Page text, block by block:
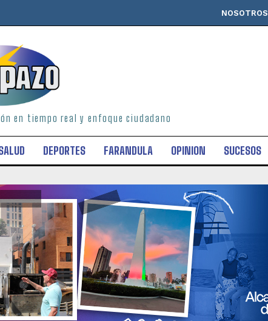
NOSOTROS
en tiempo real y enfoque ciudadano
DEPORTES FARANDULA OPINION SUCESOS